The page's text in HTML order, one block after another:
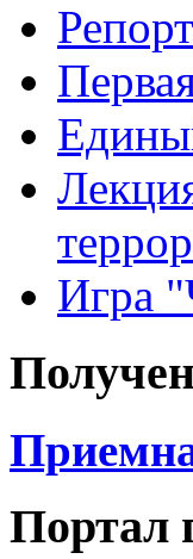
Игра
Портал